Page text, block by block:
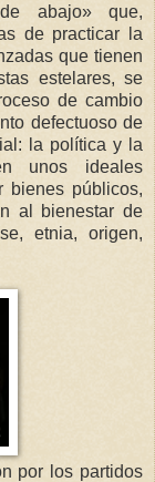
abajo» que,
de practicar la
que tienen
estelares, se
de cambio
defectuoso de
la política y la
unos ideales
bienes públicos,
al bienestar de
etnia, origen,
por los partidos